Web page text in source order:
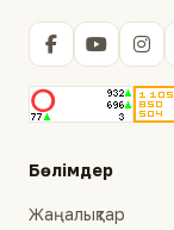
Бөлімдер
Жаңалықтар